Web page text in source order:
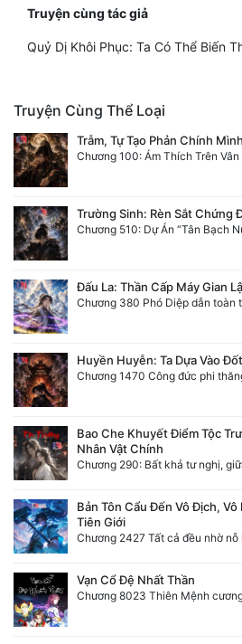
Truyện cùng tác giả
Quỷ Dị Khôi Phục: Ta Có Thể Biến
Truyện Cùng Thể Loại
Trẫm, Tự Tạo Phản Chính Mình
Chương 100: Ám Thích Trên Vân
Trường Sinh: Rèn Sắt Chứng
Đấu La: Thần Cấp Máy Gian
Huyền Huyễn: Ta Dựa Vào
Chương 1470 Công đức phi
Bao Che Khuyết Điểm Tộc
Nhân Vật Chính
Chương 290: Bất khả tư nghị,
Bản Tôn Cẩu Đến Vô Địch,
Tiên Giới
Chương 2427 Tất cả đều nhờ
Vạn Cổ Đệ Nhất Thần
Chương 8023 Thiên Mệnh